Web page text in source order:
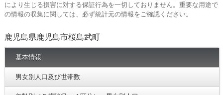
により生じる損害に対する保証行為を一切しておりません。重要な用途で
の情報の収集に関しては、必ず統計元の情報をご確認ください。
鹿児島県鹿児島市桜島武町
基本情報
男女別人口及び世帯数